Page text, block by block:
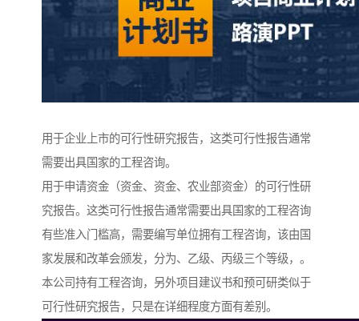
用于企业上市的可行性研究报告，这类可行性报告通常
需要出具国家的工程咨询。
用于申请资金（资金、资金、农业部资金）的可行性研
究报告。这类可行性报告通常需要出具国家的工程咨询
有些准入门槛高，需要编写单位拥有工程咨询，该由国
家发展和改革会颁发，分为、乙级、丙级三个等级，。
本公司持有工程咨询，另外项目建议书和预可研类似于
可行性研究报告，只是在详细程度方面有差别。